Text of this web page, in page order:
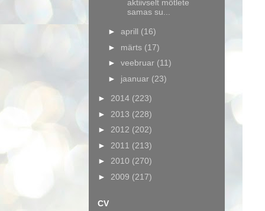
aktiivselt mötlete
samas su...
► aprill (16)
► märts (17)
► veebruar (11)
► jaanuar (23)
► 2014 (223)
► 2013 (228)
► 2012 (202)
► 2011 (213)
► 2010 (270)
► 2009 (217)
CV